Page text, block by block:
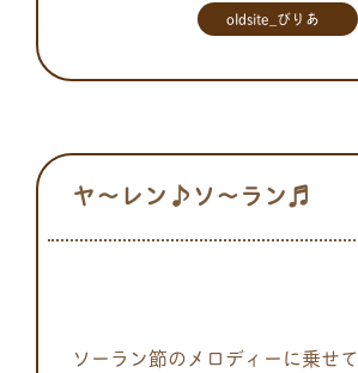
oldsite_びりあ
ヤ～レン♪ソ～ラン♬
ソーラン節のメロディーに乗せて